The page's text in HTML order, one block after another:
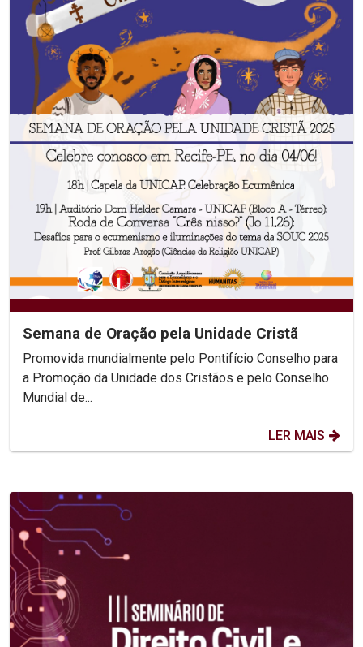
Semana de Oração pela Unidade Cristã
Promovida mundialmente pelo Pontifício Conselho para
a Promoção da Unidade dos Cristãos e pelo Conselho
Mundial de...
LER MAIS